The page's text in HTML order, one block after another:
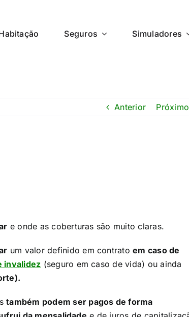
Seguros Simuladores
Anterior Próximo
e onde as coberturas são muito claras.​
um valor definido em contratoem caso de
invalidez (seguro em caso de vida) ou ainda
também podem ser pagos de forma